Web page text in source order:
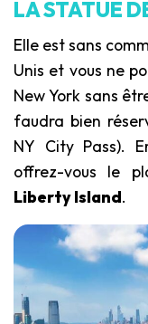
LA STATUE
Elle est sans
Unis et vous ne
New York sans
faudra bien
NY City Pass).
offrez-vous le
Liberty Island.